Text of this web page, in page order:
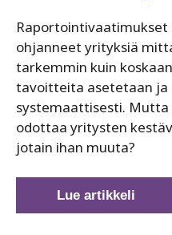
Raportointivaatimukset
ohjanneet yrityksiä
tarkemmin kuin
tavoitteita asetetaan ja
systemaattisesti.
odottaa yritysten
jotain ihan muuta?
Kestävyys
ei
Lue artikkeli